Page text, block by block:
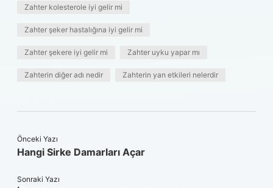
Zahter kolesterole iyi gelir mi
Zahter şeker hastalığına iyi gelir mi
Zahter şekere iyi gelir mi Zahter uyku yapar mı
Zahterin diğer adı nedir Zahterin yan etkileri nelerdir
Önceki Yazı
Hangi Sirke Damarları Açar
Sonraki Yazı